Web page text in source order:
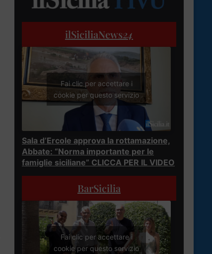
ilSiciliaNews24
Fai clic per accettare i
cookie per questo servizio
Sala d’Ercole approva la rottamazione,
Abbate: “Norma importante per le
famiglie siciliane” CLICCA PER IL VIDEO
BarSicilia
Fai clic per accettare i
cookie per questo servizio